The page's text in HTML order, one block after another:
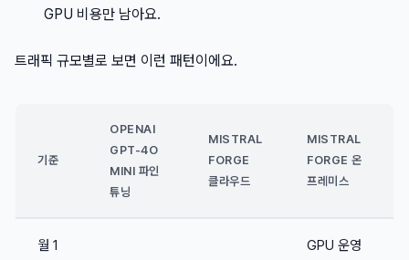
GPU 비용만 남아요.
트래픽 규모별로 보면 이런 패턴이에요.
기준
OPENAI
GPT-4O
MINI 파인
튜닝
MISTRAL
FORGE
클라우드
MISTRAL
FORGE 온
프레미스
월 1
GPU 운영